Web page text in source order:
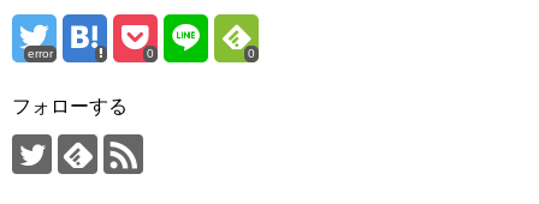
error 0 0
フォローする